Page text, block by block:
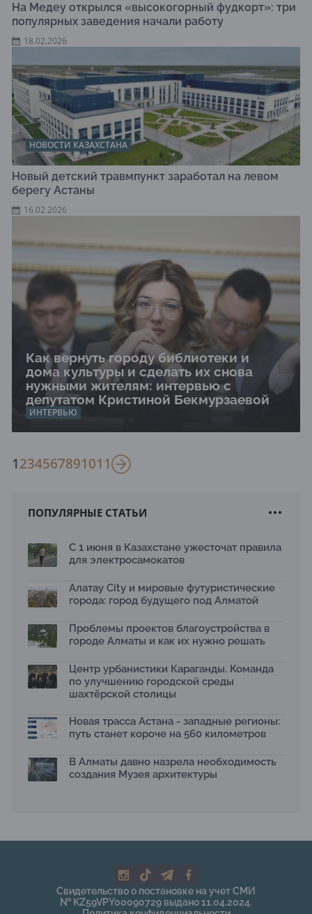
На Медеу открылся «высокогорный фудкорт»: три
популярных заведения начали работу
18.02.2026
НОВОСТИ КАЗАХСТАНА
Новый детский травмпункт заработал на левом
берегу Астаны
16.02.2026
Как вернуть городу библиотеки и
дома культуры и сделать их снова
нужными жителям: интервью с
депутатом Кристиной Бекмурзаевой
ИНТЕРВЬЮ
1234567891011
ПОПУЛЯРНЫЕ СТАТЬИ
С 1 июня в Казахстане ужесточат правила
для электросамокатов
Алатау City и мировые футуристические
города: город будущего под Алматой
Проблемы проектов благоустройства в
городе Алматы и как их нужно решать
Центр урбанистики Караганды. Команда
по улучшению городской среды
шахтёрской столицы
Новая трасса Астана - западные регионы:
путь станет короче на 560 километров
В Алматы давно назрела необходимость
создания Музея архитектуры
Свидетельство о постановке на учет СМИ
№ KZ59VPY00090729 выдано 11.04.2024.